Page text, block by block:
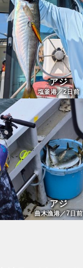
アジ
塩釜港／2日前
アジ
曲木漁港／7日前